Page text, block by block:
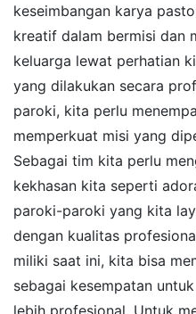
keseimbangan karya
kreatif dalam bermisi dan
keluarga lewat perhatian
yang dilakukan secara
paroki, kita perlu
memperkuat misi yang
Sebagai tim kita perlu
kekhasan kita seperti
paroki-paroki yang kita
dengan kualitas
miliki saat ini, kita bisa
sebagai kesempatan
lebih profesional. Untuk